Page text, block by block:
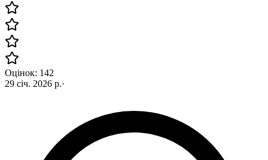
Оцінок: 142
29 січ. 2026 р.·